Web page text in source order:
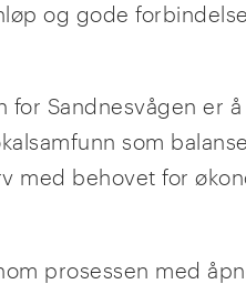
og gode
for Sandnesvågen er
som
med behovet for
prosessen med